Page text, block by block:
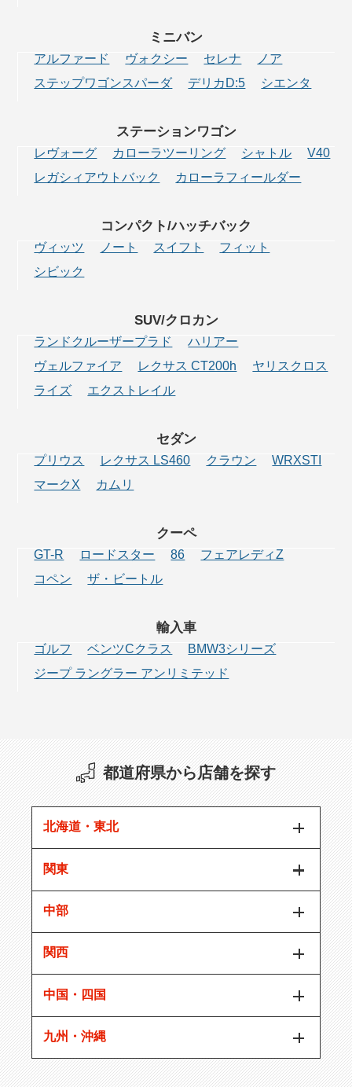
ミニバン
アルファード ヴォクシー セレナ
ノア
ステップワゴンスパーダ
デリカD:5 シエンタ
ステーションワゴン
レヴォーグ カローラツーリング シャトル
V40
レガシィアウトバック
カローラフィールダー
コンパクト/ハッチバック
ヴィッツ ノート スイフト
フィット
シビック
SUV/クロカン
ランドクルーザープラド
ハリアー
ヴェルファイア
レクサス CT200h
ヤリスクロス
ライズ
エクストレイル
セダン
プリウス レクサス LS460 クラウン
WRXSTI
マークX
カムリ
クーペ
GT-R ロードスター 86
フェアレディZ
コペン
ザ・ビートル
輸入車
ゴルフ ベンツCクラス
BMW3シリーズ
ジープ ラングラー アンリミテッド
都道府県から店舗を探す
北海道・東北
関東
中部
関西
中国・四国
九州・沖縄